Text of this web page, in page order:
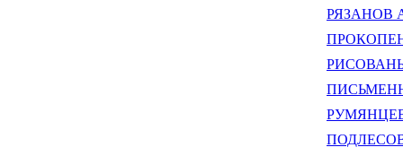
РЯЗАНОВ
РУМЯНЦЕВ
ПОДЛЕСОВ